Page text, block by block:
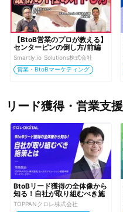
【BtoB営業のプロが教える】
Smartly.io Solutions株式会社
営業・BtoBマーケティング
リード獲得・営業支援
BtoBリード獲得の全体像から
知る！自社が取り組むべき施
策とは
TOPPANクロレ株式会社